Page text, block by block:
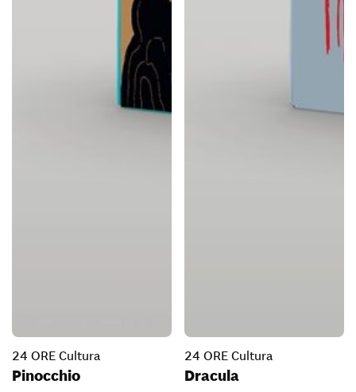
24 ORE Cultura
Pinocchio
24 ORE Cultura
Dracula